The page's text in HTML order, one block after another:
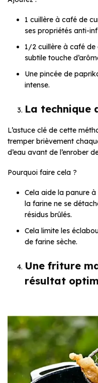
1 cuillère à café de
ses propriétés anti-
1/2 cuillère à café
subtile touche
Une pincée de
intense.
La technique
L’astuce clé de cette
tremper brièvement
d’eau avant de l’enrober
Pourquoi faire cela ?
Cela aide la panure
la farine ne se
résidus brûlés.
Cela limite les
de farine sèche.
Une friture
résultat